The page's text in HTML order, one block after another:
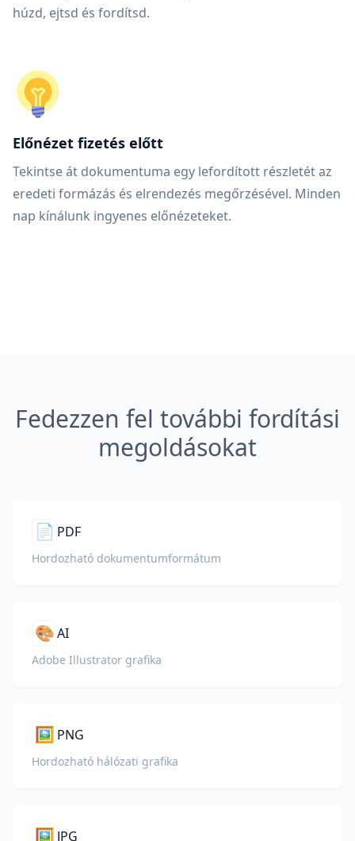
húzd, ejtsd és fordítsd.
Előnézet fizetés előtt
Tekintse át dokumentuma egy lefordított részletét az
eredeti formázás és elrendezés megőrzésével. Minden
nap kínálunk ingyenes előnézeteket.
Fedezzen fel további fordítási
megoldásokat
📄 PDF
Hordozható dokumentumformátum
🎨AI
Adobe Illustrator grafika
🖼️ PNG
Hordozható hálózati grafika
🖼️ JPG